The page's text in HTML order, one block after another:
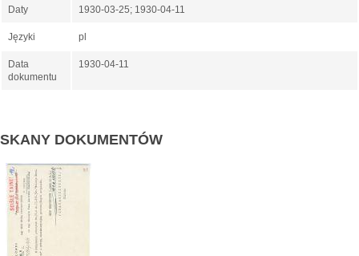
Daty 1930-03-25; 1930-04-11
Języki pl
Data
dokumentu
1930-04-11
SKANY DOKUMENTÓW